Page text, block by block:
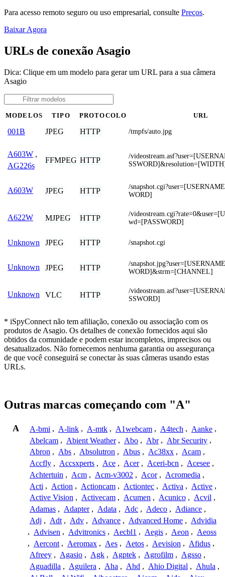
Para acesso remoto seguro ou uso empresarial, consulte Preços.
Baixar Agora
URLs de conexão Asagio
Dica: Clique em um modelo para gerar um URL para a sua câmera
Asagio
MODELOS TIPO PROTOCOLO URL
001B JPEG HTTP /tmpfs/auto.jpg
A603W ,
AG226s
FFMPEG HTTP
/
A603W JPEG HTTP
/
WORD]
A622W MJPEG HTTP
/
wd=[PASSWORD]
Unknown JPEG HTTP /snapshot.cgi
Unknown JPEG HTTP
/
WORD]&strm=[CHANNEL]
Unknown VLC HTTP
/
SSWORD]
* iSpyConnect não tem afiliação, conexão ou associação com os
produtos de Asagio. Os detalhes de conexão fornecidos aqui são
obtidos da comunidade e podem estar incompletos, imprecisos ou
desatualizados. Não fornecemos nenhuma garantia ou assegurança
de que você conseguirá se conectar às suas câmeras usando estas
URLs.
Outras marcas começando com "A"
A A-bmi , A-link , A-mtk , A1webcam , A4tech , Aanke ,
Abelcam , Abient Weather , Abo , Abr , Abr Security ,
Abron , Abs , Absolutron , Abus , Ac38xx , Acam ,
Accfly , Accsxperts , Ace , Acer , Aceri-bcn , Acesee ,
Achtertuin , Acm , Acm-v3002 , Acor , Acromedia ,
Acti , Action , Actioncam , Actiontec , Activa , Active ,
Active Vision , Activecam , Acumen , Acunico , Acvil ,
Adamas , Adapter , Adata , Adc , Adeco , Adiance ,
Adj , Adt , Adv , Advance , Advanced Home , Advidia
, Advisen , Advitronics , Aecbl1 , Aegis , Aeon , Aeoss
, Aercont , Aeromax , Aes , Aetos , Aevision , Afidus ,
Afreey , Agasio , Agk , Agptek , Agrofilm , Agsso ,
Aguadilla , Aguilera , Aha , Ahd , Ahio Digital , Ahula ,